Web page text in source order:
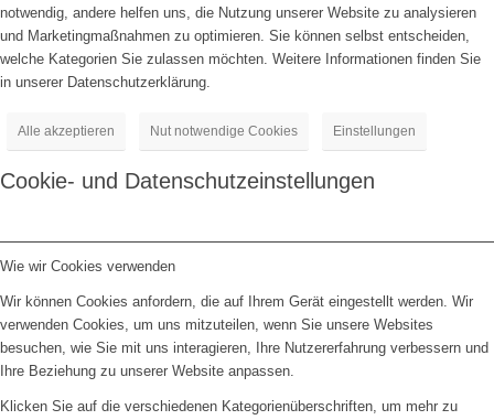
notwendig, andere helfen uns, die Nutzung unserer Website zu analysieren
und Marketingmaßnahmen zu optimieren. Sie können selbst entscheiden,
welche Kategorien Sie zulassen möchten. Weitere Informationen finden Sie
in unserer Datenschutzerklärung.
Alle akzeptieren Nut notwendige Cookies Einstellungen
Cookie- und Datenschutzeinstellungen
Wie wir Cookies verwenden
Wir können Cookies anfordern, die auf Ihrem Gerät eingestellt werden. Wir
verwenden Cookies, um uns mitzuteilen, wenn Sie unsere Websites
besuchen, wie Sie mit uns interagieren, Ihre Nutzererfahrung verbessern und
Ihre Beziehung zu unserer Website anpassen.
Klicken Sie auf die verschiedenen Kategorienüberschriften, um mehr zu